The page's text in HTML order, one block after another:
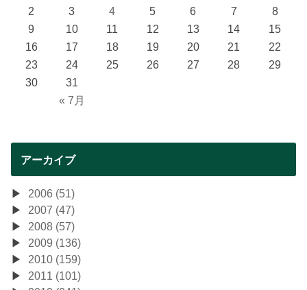
« 7月
2
3 4 5 6 7
8
9
10 11 12 13 14
15
16
17 18 19 20 21
22
23
24 25 26 27 28
29
30
31
アーカイブ
2006 (51)
2007 (47)
2008 (57)
2009 (136)
2010 (159)
2011 (101)